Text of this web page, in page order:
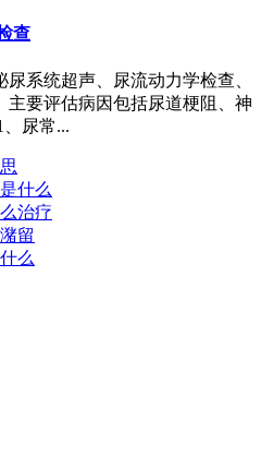
查
系统超声、尿流动力学检查、
主要评估病因包括尿道梗阻、神
尿常...
什么
治疗
留
么